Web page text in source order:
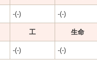
-(-) -(-)
工 生命
-(-) -(-)